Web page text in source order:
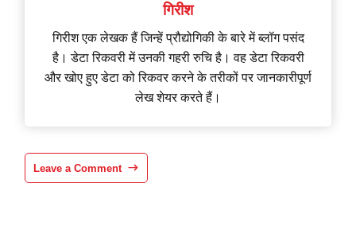
गिरीश
गिरीश एक लेखक हैं जिन्हें प्रौद्योगिकी के बारे में ब्लॉग पसंद
है। डेटा रिकवरी में उनकी गहरी रुचि है। वह डेटा रिकवरी
और खोए हुए डेटा को रिकवर करने के तरीकों पर जानकारीपूर्ण
लेख शेयर करते हैं।
Leave a Comment